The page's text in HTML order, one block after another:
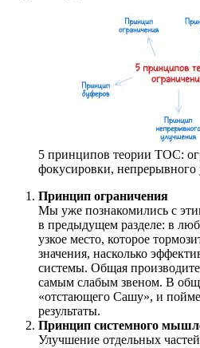
5 принципов теории ТОС:
фокусировки, непрерывного
Принцип ограничения
Мы уже познакомились с
в предыдущем разделе: в
узкое место, которое
значения, насколько
системы. Общая
самым слабым звеном. В
«отстающего Сашу», и
результаты.
Принцип системного
Улучшение отдельных